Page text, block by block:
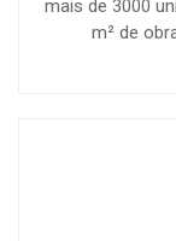
mais de 3000
m² de